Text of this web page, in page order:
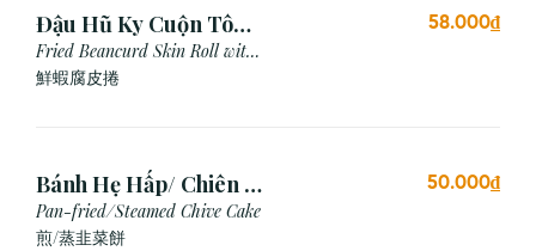
Đậu Hũ Ky Cuộn Tôm
Chiên (3 cái)
Fried Beancurd Skin Roll with
Shrimp
鮮蝦腐皮捲
58.000₫
Bánh Hẹ Hấp/ Chiên (3
Cái)
Pan-fried/Steamed Chive Cake
煎/蒸韭菜餅
50.000₫